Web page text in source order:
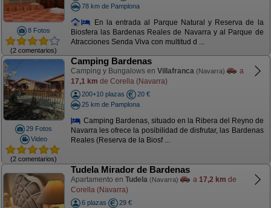
8 Fotos
(2 comentarios)
78 km de Pamplona
En la entrada al Parque Natural y Reserva de la
Biosfera las Bardenas Reales de Navarra y al Parque de
Atracciones Senda Viva con multitud d ...
29 Fotos
Video
(2 comentarios)
Camping Bardenas
Camping y Bungalows en Villafranca (Navarra)
a
17,1 km de Corella (Navarra)
200+10 plazas
20 €
25 km de Pamplona
Camping Bardenas, situado en la Ribera del Reyno de
Navarra les ofrece la posibilidad de disfrutar, las Bardenas
Reales (Reserva de la Biosf ...
Tudela Mirador de Bardenas
Apartamento en Tudela (Navarra) a 17,2 km de
Corella (Navarra)
6 plazas 29 €